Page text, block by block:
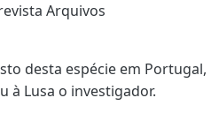
Arquivos
desta espécie em Portugal,
à Lusa o investigador.